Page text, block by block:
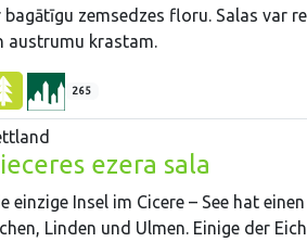
bagātīgu zemsedzes floru. Salas var
austrumu krastam.
265
ezera sala
einzige Insel im Cicere – See hat
Linden und Ulmen. Einige der